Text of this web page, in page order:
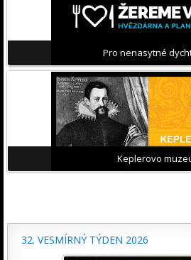
Pro nenasytné
Keplerovo
32. VESMÍRNÝ TÝDEN 2026